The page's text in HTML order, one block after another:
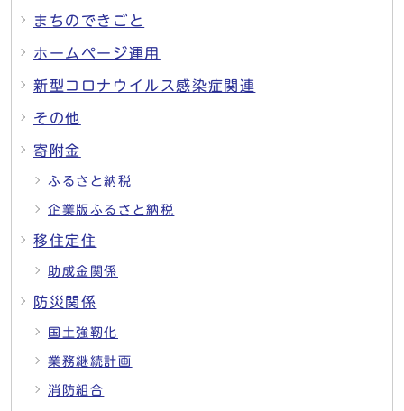
まちのできごと
ホームページ運用
新型コロナウイルス感染症関連
その他
寄附金
ふるさと納税
企業版ふるさと納税
移住定住
助成金関係
防災関係
国土強靭化
業務継続計画
消防組合